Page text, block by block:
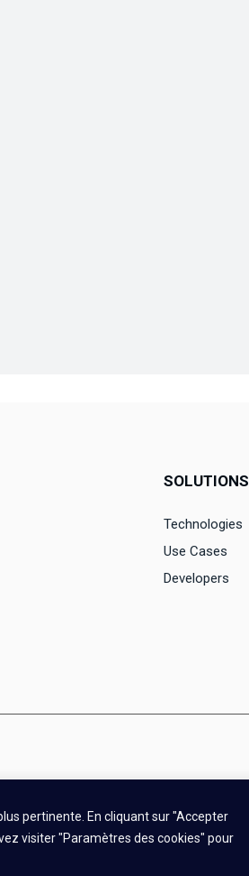
pertinente. En cliquant sur "Accepter
visiter "Paramètres des cookies" pour
SOLUTIONS
Technologies
Use Cases
Developers